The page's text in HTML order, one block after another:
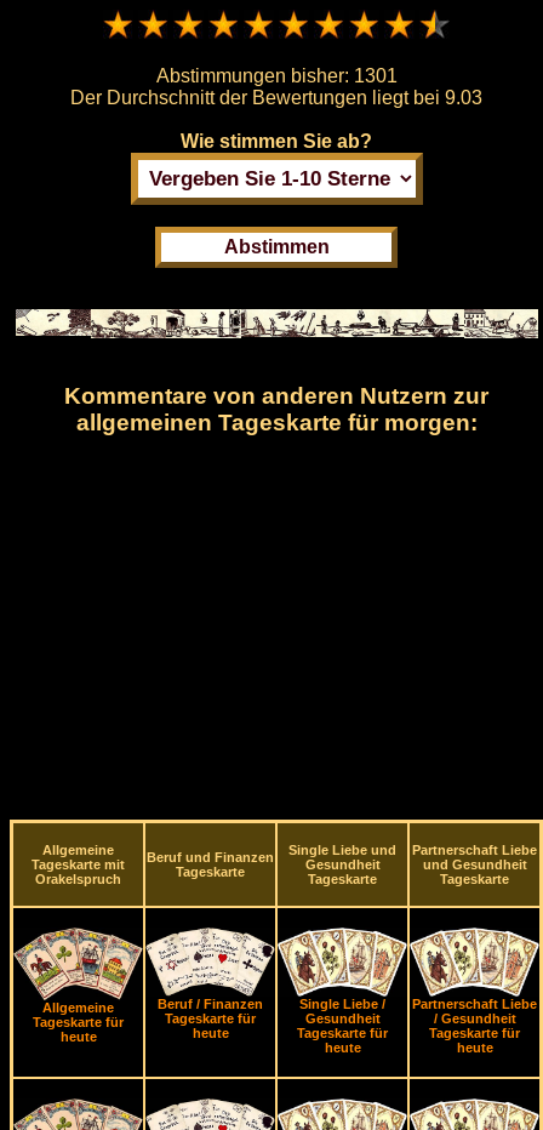
Abstimmungen bisher: 1301
Der Durchschnitt der Bewertungen liegt bei 9.03
Wie stimmen Sie ab?
Kommentare von anderen Nutzern zur
allgemeinen Tageskarte für morgen:
Allgemeine
Tageskarte mit
Orakelspruch
Beruf und Finanzen
Tageskarte
Single Liebe und
Gesundheit
Tageskarte
Partnerschaft Liebe
und Gesundheit
Tageskarte
Allgemeine
Tageskarte für
heute
Beruf / Finanzen
Tageskarte für
heute
Single Liebe /
Gesundheit
Tageskarte für
heute
Partnerschaft Liebe
/ Gesundheit
Tageskarte für
heute